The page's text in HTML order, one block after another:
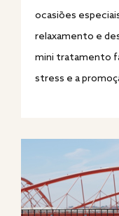
ocasiões
relaxamento e
mini tratamento
stress e a